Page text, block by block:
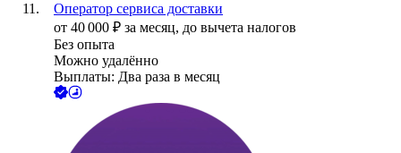
Оператор сервиса доставки
от 40 000 ₽ за месяц, до вычета налогов
Без опыта
Можно удалённо
Выплаты: Два раза в месяц